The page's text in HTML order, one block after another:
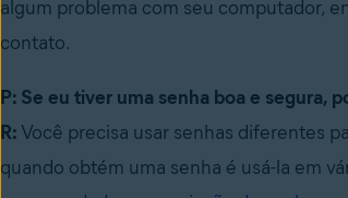
algum problema com seu computador,
contato.
P: Se eu tiver uma senha boa e segura,
R: Você precisa usar senhas diferentes
quando obtém uma senha é usá-la em